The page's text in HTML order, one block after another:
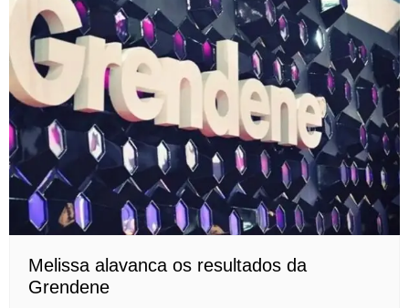
Melissa alavanca os resultados da
Grendene